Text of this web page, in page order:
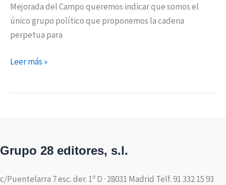
Mejorada del Campo queremos indicar que somos el
único grupo político que proponemos la cadena
perpetua para
Leer más »
Grupo 28 editores, s.l.
c/Puentelarra 7 esc. der. 1º D · 28031 Madrid Telf. 91 332 15 93